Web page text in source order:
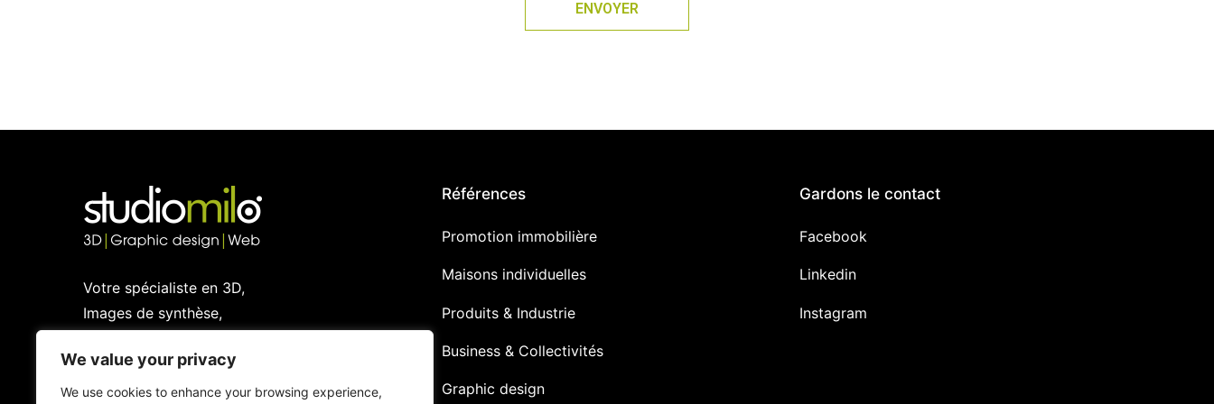
We value your privacy
We use cookies to enhance your browsing experience,
ENVOYER
Votre spécialiste en 3D,
Images de synthèse,
Références
Promotion immobilière
Maisons individuelles
Produits & Industrie
Business & Collectivités
Graphic design
Gardons le contact
Facebook
Linkedin
Instagram